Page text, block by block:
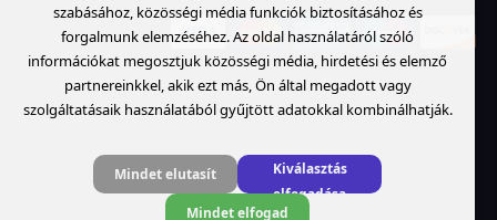
szabásához, közösségi média funkciók biztosításához és
forgalmunk elemzéséhez. Az oldal használatáról szóló
információkat megosztjuk közösségi média, hirdetési és elemző
partnereinkkel, akik ezt más, Ön által megadott vagy
szolgáltatásaik használatából gyűjtött adatokkal kombinálhatják.
Mindet elutasít
Kiválasztás
elfogadása
Mindet elfogad